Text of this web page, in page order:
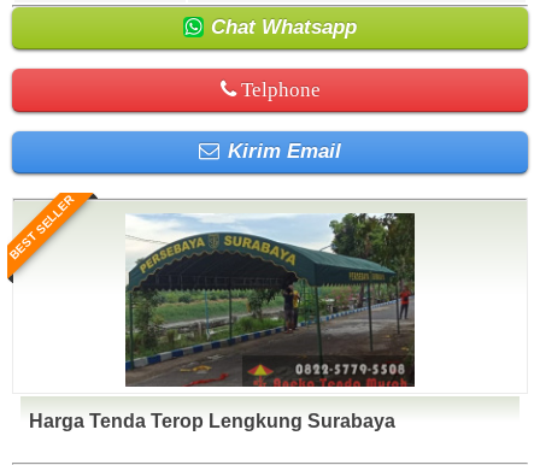
Chat Whatsapp
Telphone
Kirim Email
BEST SELLER
Harga Tenda Terop Lengkung Surabaya